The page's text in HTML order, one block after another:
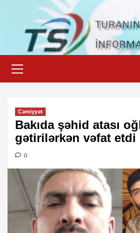
content
Menu
Cəmiyyət
Bakıda şəhid atası
gətirilərkən vəfat etdi
0